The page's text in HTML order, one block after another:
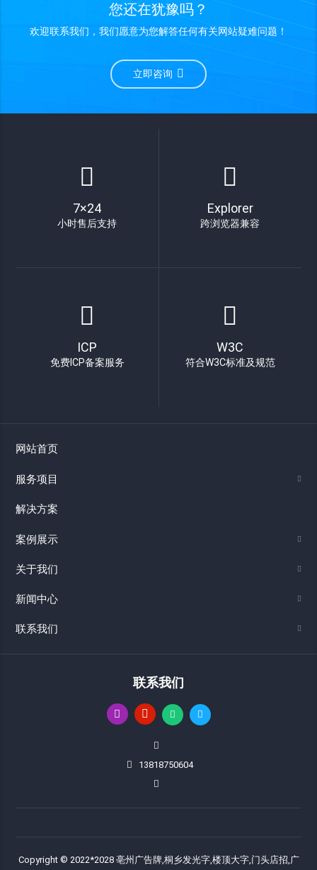
您还在犹豫吗？
欢迎联系我们，我们愿意为您解答任何有关网站疑难问题！
立即咨询
7×24
小时售后支持
Explorer
跨浏览器兼容
ICP
免费ICP备案服务
W3C
符合W3C标准及规范
网站首页
服务项目
解决方案
案例展示
关于我们
新闻中心
联系我们
联系我们
13818750604
Copyright © 2022*2028 亳州广告牌,桐乡发光字,楼顶大字,门头店招,广